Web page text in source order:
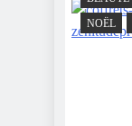
NOËL